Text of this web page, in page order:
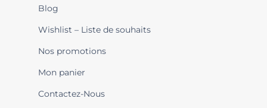
Blog
Wishlist – Liste de souhaits
Nos promotions
Mon panier
Contactez-Nous